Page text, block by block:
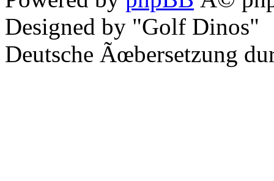
Designed by "Golf Dinos"
Deutsche Ãœbersetzung